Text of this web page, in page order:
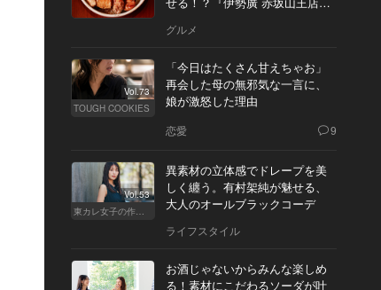
グルメ
Vol.73
TOUGH COOKIES
「今日はたくさん甘えちゃお」
再会した母の無邪気な一言に、
娘が激怒した理由
恋愛 9
Vol.53
東カレ女子の作り方
異素材の立体感でドレープを美
しく纏う。有村架純が魅せる、
大人のオールブラックコーデ
ライフスタイル
お酒じゃないからみんな楽しめ
る！素材にこだわるソーダが叶